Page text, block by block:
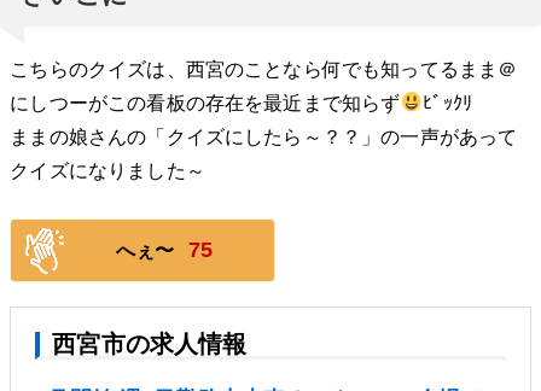
こちらのクイズは、西宮のことなら何でも知ってるまま＠
にしつーがこの看板の存在を最近まで知らず
ﾋﾞｯｸﾘ
ままの娘さんの「クイズにしたら～？？」の一声があって
クイズになりました～
へぇ〜 75
西宮市の求人情報